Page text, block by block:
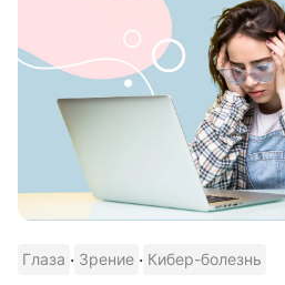
Глаза · Зрение · Кибер-болезнь